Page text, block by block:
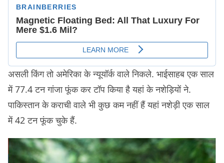
असली किंग तो अमेरिका के न्यूयॉर्क वाले निकले. भाईसाहब एक साल
में 77.4 टन गांजा फूंक कर टॉप किया है यहां के नशेड़ियों ने.
पाकिस्तान के कराची वाले भी कुछ कम नहीं हैं यहां नशेड़ी एक साल
में 42 टन फूंक चुके हैं.